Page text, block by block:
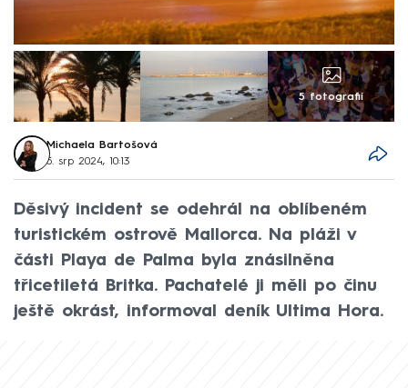
5 fotografií
Michaela Bartošová
5. srp 2024, 10:13
Děsivý incident se odehrál na oblíbeném
turistickém ostrově Mallorca. Na pláži v
části Playa de Palma byla znásilněna
třicetiletá Britka. Pachatelé ji měli po činu
ještě okrást, informoval deník Ultima Hora.